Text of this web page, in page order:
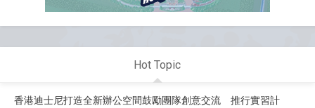
Hot Topic
香港迪士尼打造全新辦公空間鼓勵團隊創意交流 推行實習計